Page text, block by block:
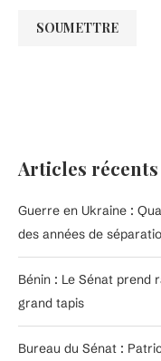
Articles récents
Guerre en Ukraine :
des années de
Bénin : Le Sénat prend
grand tapis
Bureau du Sénat :